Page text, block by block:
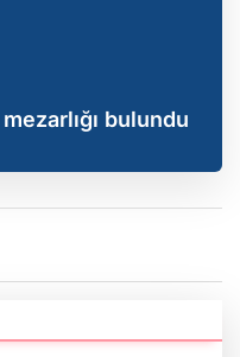
bulundu